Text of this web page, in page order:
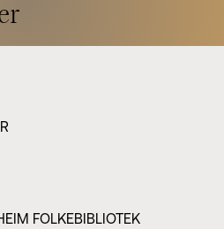
FOLKEBIBLIOTEK